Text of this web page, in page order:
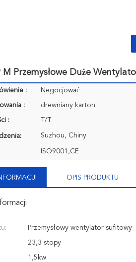
Przemysłowe Duże
: Negocjować
: drewniany karton
: T/T
Suzhou, Chiny
ISO9001,CE
OPIS PRODUKTU
Przemysłowy wentylator sufitowy
23,3 stopy
1,5kw